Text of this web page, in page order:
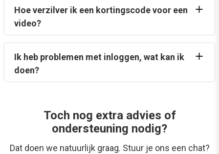
Hoe verzilver ik een kortingscode voor een
video?
Ik heb problemen met inloggen, wat kan ik
doen?
Toch nog extra advies of
ondersteuning nodig?
Dat doen we natuurlijk graag. Stuur je ons een chat?